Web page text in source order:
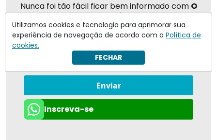
Nunca foi tão fácil ficar bem informado com O
Antagonista
Eu concordo em receber notificações | Para obter mais
informações reveja nossaPolítica de Privacidade
Enviar
Inscreva-se
Utilizamos cookies e tecnologia para aprimorar sua
experiência de navegação de acordo com a Política de
cookies.
FECHAR